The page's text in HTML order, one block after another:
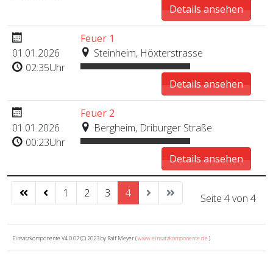
Details ansehen
01.01.2026
02:35Uhr
Feuer 1
Steinheim, Höxterstrasse
Details ansehen
01.01.2026
00:23Uhr
Feuer 2
Bergheim, Driburger Straße
Details ansehen
Seite 4 von 4
1 2 3 4
Einsatzkomponente V4.0.07 (C) 2023 by Ralf Meyer (www.einsatzkomponente.de)